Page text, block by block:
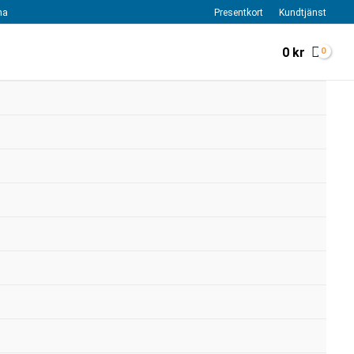
Presentkort Kundtjänst
0 kr